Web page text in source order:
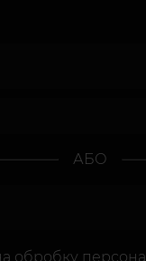
АБО
обробку